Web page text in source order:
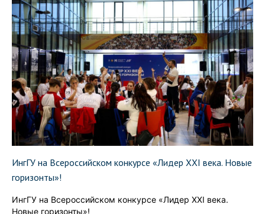
ИнгГУ на Всероссийском конкурсе «Лидер XXI века. Новые
горизонты»!
ИнгГУ на Всероссийском конкурсе «Лидер XXI века.
Новые горизонты»!